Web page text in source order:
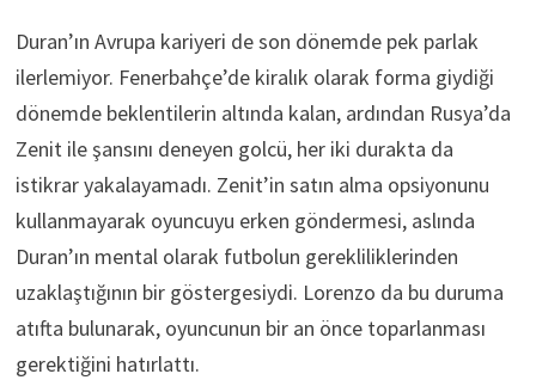
Duran’ın Avrupa kariyeri de son dönemde pek parlak
ilerlemiyor. Fenerbahçe’de kiralık olarak forma giydiği
dönemde beklentilerin altında kalan, ardından Rusya’da
Zenit ile şansını deneyen golcü, her iki durakta da
istikrar yakalayamadı. Zenit’in satın alma opsiyonunu
kullanmayarak oyuncuyu erken göndermesi, aslında
Duran’ın mental olarak futbolun gerekliliklerinden
uzaklaştığının bir göstergesiydi. Lorenzo da bu duruma
atıfta bulunarak, oyuncunun bir an önce toparlanması
gerektiğini hatırlattı.